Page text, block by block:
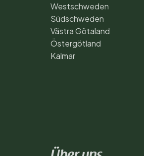
Westschweden
Südschweden
Västra Götaland
Östergötland
Kalmar